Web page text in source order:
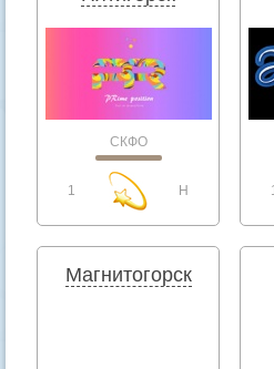
СКФО
1 H
Магнитогорск